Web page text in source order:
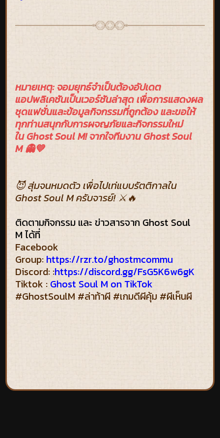
หมายเหตุ: จอมยุทธ์จำเป็นต้องอัปเดต
แอปพลิเคชันเป็นเวอร์ชันล่าสุด เพื่อการแสดงผล
ชุดแฟชั่นและข้อมูลกิจกรรมที่ถูกต้อง และขอให้
ทุกท่านสนุกกับการผจญภัยและกิจกรรมใหม่
ใน Ghost Soul M! จากใจทีมงาน Ghost Soul
M 👻💙
😈 สุ่มจนหมดตัว เพื่อไปเท่แบบรัตติกาลใน
Ghost Soul M ครับจารย์! ⚔️🔥
ติดตามกิจกรรม และ ข่าวสารจาก Ghost Soul
M ได้ที่
Facebook
Group: https://rzr.to/ghostmcommu
Discord: :https://discord.gg/FsG5K6w6gK
Tiktok : Ghost Soul M on TikTok
#GhostSoulM #ล่าท้าผี #เกมดีผีคุ้ม #ผีเห็นผี